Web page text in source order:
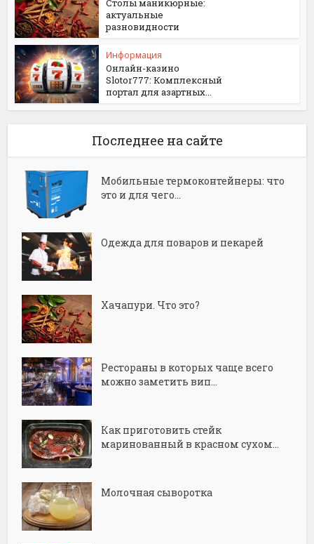
Столы маникюрные:
актуальные
разновидности
Информация
Онлайн-казино
Slotor777: Комплексный
портал для азартных...
Последнее на сайте
Мобильные термоконтейнеры: что
это и для чего...
Одежда для поваров и пекарей
Хачапури. Что это?
Рестораны в которых чаще всего
можно заметить вип...
Как приготовить стейк
маринованный в красном сухом...
Молочная сыворотка